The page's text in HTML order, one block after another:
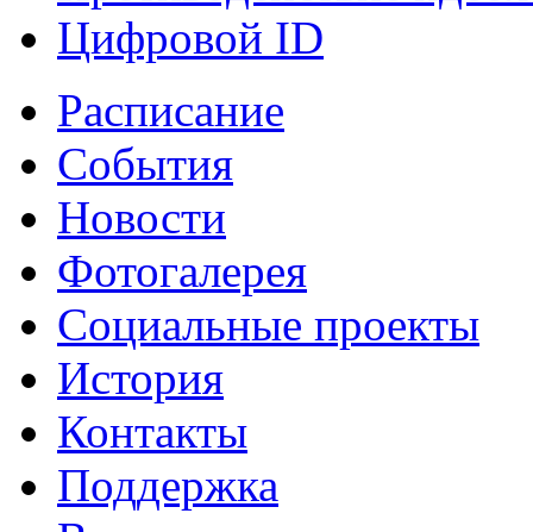
Цифровой ID
Расписание
События
Новости
Фотогалерея
Социальные проекты
История
Контакты
Поддержка